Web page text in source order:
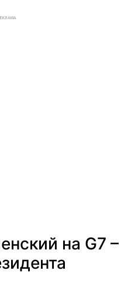
на G7 –